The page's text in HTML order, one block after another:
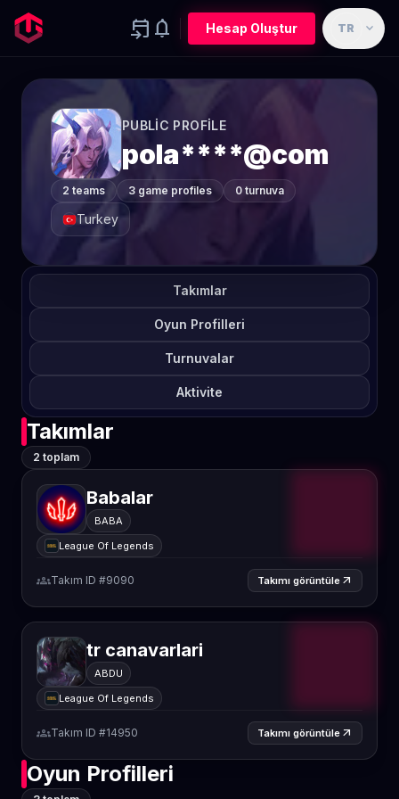
event_upcoming notifications Hesap Oluştur TR expand_more
PUBLIC PROFILE
pola****@com
2 teams 3 game profiles 0 turnuva
Turkey
Takımlar
Oyun Profilleri
Turnuvalar
Aktivite
Takımlar
2 toplam
Babalar
BABA
League Of Legends
groupsTakım ID #9090 Takımı görüntüle arrow_outward
tr canavarlari
ABDU
League Of Legends
groupsTakım ID #14950 Takımı görüntüle arrow_outward
Oyun Profilleri